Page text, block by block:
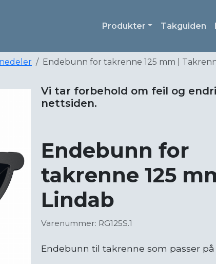
Produkter Takguiden
Endebunn for takrenne 125 mm |
Vi tar forbehold om feil og
nettsiden.
Endebunn for
takrenne 125
Lindab
Varenummer: RG125S.1
Endebunn til takrenne som passer